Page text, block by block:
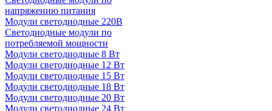
напряжению питания
Модули светодиодные 220В
Светодиодные модули по
потребляемой мощности
Модули светодиодные 8 Вт
Модули светодиодные 12 Вт
Модули светодиодные 15 Вт
Модули светодиодные 18 Вт
Модули светодиодные 20 Вт
Модули светодиодные 24 Вт